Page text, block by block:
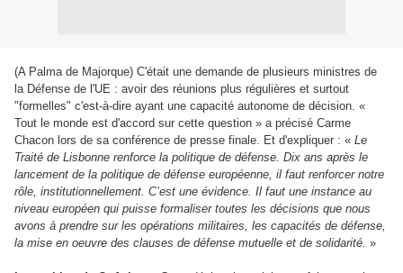
(A Palma de Majorque) C'était une demande de plusieurs ministres de
la Défense de l'UE : avoir des réunions plus régulières et surtout
"formelles" c'est-à-dire ayant une capacité autonome de décision. «
Tout le monde est d'accord sur cette question » a précisé Carme
Chacon lors de sa conférence de presse finale. Et d'expliquer : « Le
Traité de Lisbonne renforce la politique de défense. Dix ans après le
lancement de la politique de défense européenne, il faut renforcer notre
rôle, institutionnellement. C’est une évidence. Il faut une instance au
niveau européen qui puisse formaliser toutes les décisions que nous
avons à prendre sur les opérations militaires, les capacités de défense,
la mise en oeuvre des clauses de défense mutuelle et de solidarité. »